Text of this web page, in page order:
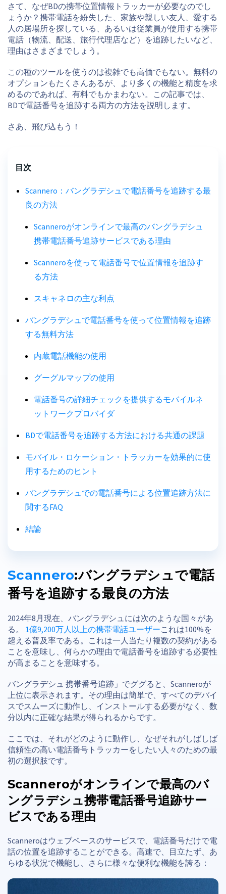
さて、なぜBDの携帯位置情報トラッカーが必要なのでし
ょうか？携帯電話を紛失した、家族や親しい友人、愛する
人の居場所を探している、あるいは従業員が使用する携帯
電話（物流、配送、旅行代理店など）を追跡したいなど、
理由はさまざまでしょう。
この種のツールを使うのは複雑でも高価でもない。無料の
オプションもたくさんあるが、より多くの機能と精度を求
めるのであれば、有料でもかまわない。この記事では、
BDで電話番号を追跡する両方の方法を説明します。
さあ、飛び込もう！
目次
Scannero：バングラデシュで電話番号を追跡する最
良の方法
Scanneroがオンラインで最高のバングラデシュ
携帯電話番号追跡サービスである理由
Scanneroを使って電話番号で位置情報を追跡す
る方法
スキャネロの主な利点
バングラデシュで電話番号を使って位置情報を追跡
する無料方法
内蔵電話機能の使用
グーグルマップの使用
電話番号の詳細チェックを提供するモバイルネ
ットワークプロバイダ
BDで電話番号を追跡する方法における共通の課題
モバイル・ロケーション・トラッカーを効果的に使
用するためのヒント
バングラデシュでの電話番号による位置追跡方法に
関するFAQ
結論
Scannero:バングラデシュで電話
番号を追跡する最良の方法
2024年8月現在、バングラデシュには次のような国々があ
る。 1億9,200万人以上の携帯電話ユーザーこれは100%を
超える普及率である。これは一人当たり複数の契約がある
ことを意味し、何らかの理由で電話番号を追跡する必要性
が高まることを意味する。
バングラデシュ 携帯番号追跡」でググると、Scanneroが
上位に表示されます。その理由は簡単で、すべてのデバイ
スでスムーズに動作し、インストールする必要がなく、数
分以内に正確な結果が得られるからです。
ここでは、それがどのように動作し、なぜそれがしばしば
信頼性の高い電話番号トラッカーをしたい人々のための最
初の選択肢です。
Scanneroがオンラインで最高のバ
ングラデシュ携帯電話番号追跡サー
ビスである理由
Scanneroはウェブベースのサービスで、電話番号だけで電
話の位置を追跡することができる。高速で、目立たず、あ
らゆる状況で機能し、さらに様々な便利な機能を誇る：